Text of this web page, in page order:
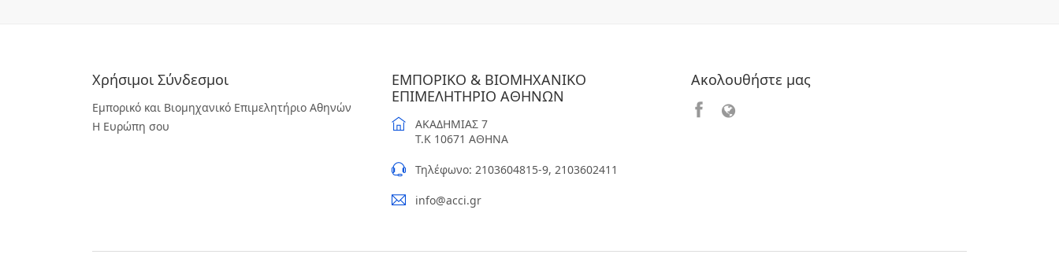
Χρήσιμοι Σύνδεσμοι
Εμπορικό και Βιομηχανικό Επιμελητήριο Αθηνών
Η Ευρώπη σου
ΕΜΠΟΡΙΚΟ & ΒΙΟΜΗΧΑΝΙΚΟ
ΕΠΙΜΕΛΗΤΗΡΙΟ ΑΘΗΝΩΝ
ΑΚΑΔΗΜΙΑΣ 7
T.K 10671 ΑΘΗΝΑ
Τηλέφωνο: 2103604815-9, 2103602411
info@acci.gr
Ακολουθήστε μας